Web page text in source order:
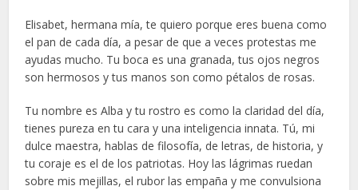
Elisabet, hermana mía, te quiero porque eres buena como
el pan de cada día, a pesar de que a veces protestas me
ayudas mucho. Tu boca es una granada, tus ojos negros
son hermosos y tus manos son como pétalos de rosas.
Tu nombre es Alba y tu rostro es como la claridad del día,
tienes pureza en tu cara y una inteligencia innata. Tú, mi
dulce maestra, hablas de filosofía, de letras, de historia, y
tu coraje es el de los patriotas. Hoy las lágrimas ruedan
sobre mis mejillas, el rubor las empaña y me convulsiona